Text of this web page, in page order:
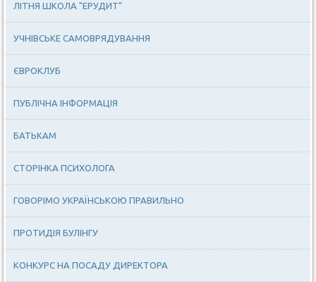
ЛІТНЯ ШКОЛА "ЕРУДИТ"
УЧНІВСЬКЕ САМОВРЯДУВАННЯ
ЄВРОКЛУБ
ПУБЛІЧНА ІНФОРМАЦІЯ
БАТЬКАМ
СТОРІНКА ПСИХОЛОГА
ГОВОРІМО УКРАЇНСЬКОЮ ПРАВИЛЬНО
ПРОТИДІЯ БУЛІНГУ
КОНКУРС НА ПОСАДУ ДИРЕКТОРА